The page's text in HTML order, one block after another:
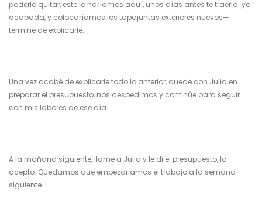
poderlo quitar, este lo haríamos aquí, unos días antes te traerla ya
acabada, y colocaríamos los tapajuntas exteriores nuevos—
termine de explicarle.
Una vez acabé de explicarle todo lo anterior, quede con Julia en
preparar el presupuesto, nos despedimos y continúe para seguir
con mis labores de ese día.
A la mañana siguiente, llame a Julia y le di el presupuesto, lo
acepto. Quedamos que empezariamos el trabajo a la semana
siguiente.